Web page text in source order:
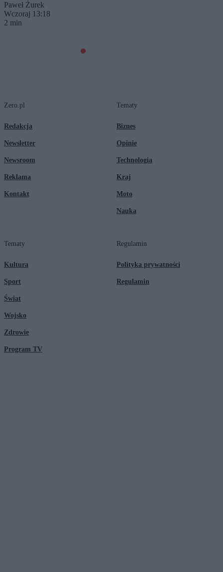
Paweł Żurek
Wczoraj 13:18
2 min
Zero.pl
Redakcja
Newsletter
Newsroom
Reklama
Kontakt
Tematy
Biznes
Opinie
Technologia
Kraj
Moto
Nauka
Tematy
Kultura
Sport
Świat
Wojsko
Zdrowie
Program TV
Regulamin
Polityka prywatności
Regulamin